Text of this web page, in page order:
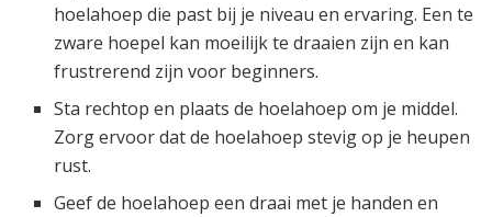
hoelahoep die past bij je niveau en ervaring. Een te
zware hoepel kan moeilijk te draaien zijn en kan
frustrerend zijn voor beginners.
Sta rechtop en plaats de hoelahoep om je middel.
Zorg ervoor dat de hoelahoep stevig op je heupen
rust.
Geef de hoelahoep een draai met je handen en